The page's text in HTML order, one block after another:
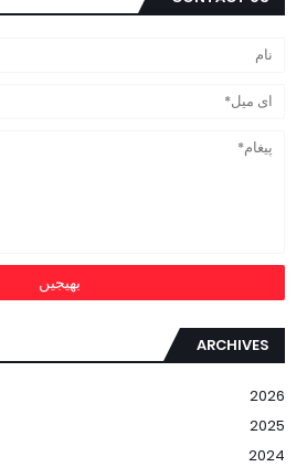
ARCHIVES
2026
2025
2024